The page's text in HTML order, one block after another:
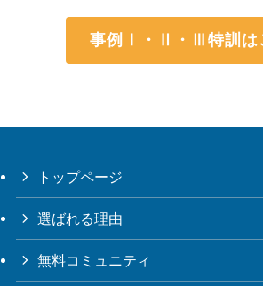
事例Ⅰ・Ⅱ・Ⅲ特訓は
トップページ
選ばれる理由
無料コミュニティ